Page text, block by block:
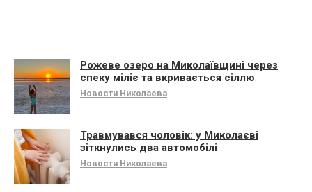
Рожеве озеро на Миколаївщині через
спеку міліє та вкривається сіллю
Новости Николаева
Травмувався чоловік: у Миколаєві
зіткнулись два автомобілі
Новости Николаева